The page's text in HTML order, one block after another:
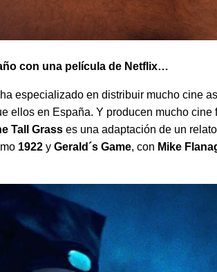
con una película de Netflix…
especializado en distribuir mucho cine
ellos en España. Y producen mucho cine
Tall Grass es una adaptación de un
1922 yGerald´s Game, con Mike